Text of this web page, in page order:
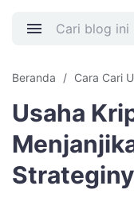
Beranda Cara Cari
Usaha